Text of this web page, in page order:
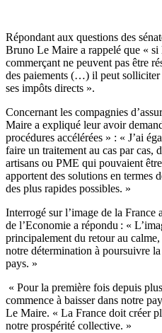
Répondant aux questions des
Bruno Le Maire a rappelé que «
commerçant ne peuvent pas être
des paiements (…) il peut solliciter
ses impôts directs ».
Concernant les compagnies
Maire a expliqué leur avoir
procédures accélérées » : « J’ai
faire un traitement au cas par cas,
artisans ou PME qui pouvaient
apportent des solutions en termes
des plus rapides possibles. »
Interrogé sur l’image de la
de l’Economie a répondu : «
principalement du retour au
notre détermination à poursuivre
pays. »
« Pour la première fois depuis
commence à baisser dans notre
Le Maire. « La France doit créer
notre prospérité collective. »